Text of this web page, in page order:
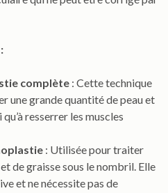
complète : Cette technique
une grande quantité de peau et
resserrer les muscles
: Utilisée pour traiter
et de graisse sous le nombril. Elle
et ne nécessite pas de